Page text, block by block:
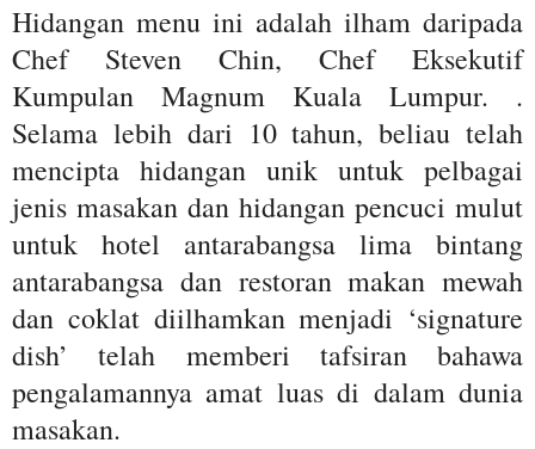
Hidangan menu ini adalah ilham daripada
Chef Steven Chin, Chef Eksekutif
Kumpulan Magnum Kuala Lumpur. .
Selama lebih dari 10 tahun, beliau telah
mencipta hidangan unik untuk pelbagai
jenis masakan dan hidangan pencuci mulut
untuk hotel antarabangsa lima bintang
antarabangsa dan restoran makan mewah
dan coklat diilhamkan menjadi ‘signature
dish’ telah memberi tafsiran bahawa
pengalamannya amat luas di dalam dunia
masakan.